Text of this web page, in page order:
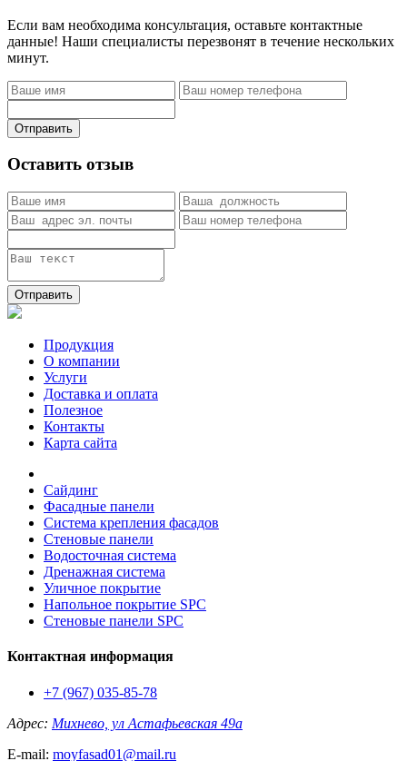
Если вам необходима консультация, оставьте контактные
данные! Наши специалисты перезвонят в течение нескольких
минут.
Отправить
Оставить отзыв
Отправить
Продукция
О компании
Услуги
Доставка и оплата
Полезное
Контакты
Карта сайта
Сайдинг
Фасадные панели
Система крепления фасадов
Стеновые панели
Водосточная система
Дренажная система
Уличное покрытие
Напольное покрытие SPC
Стеновые панели SPC
Контактная информация
+7 (967) 035-85-78
Адрес: Михнево, ул Астафьевская 49а
E-mail: moyfasad01@mail.ru